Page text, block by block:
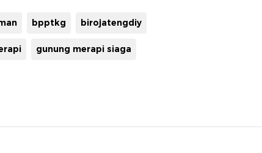
bpptkg birojatengdiy
gunung merapi siaga